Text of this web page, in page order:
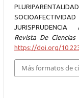
Revista De Ciencias
https://doi.org/
Más formatos de